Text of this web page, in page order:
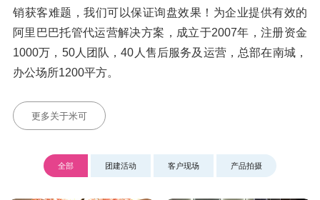
销获客难题，我们可以保证询盘效果！为企业提供有效的
阿里巴巴托管代运营解决方案，成立于2007年，注册资金
1000万，50人团队，40人售后服务及运营，总部在南城，
办公场所1200平方。
更多关于米可
全部 团建活动 客户现场 产品拍摄